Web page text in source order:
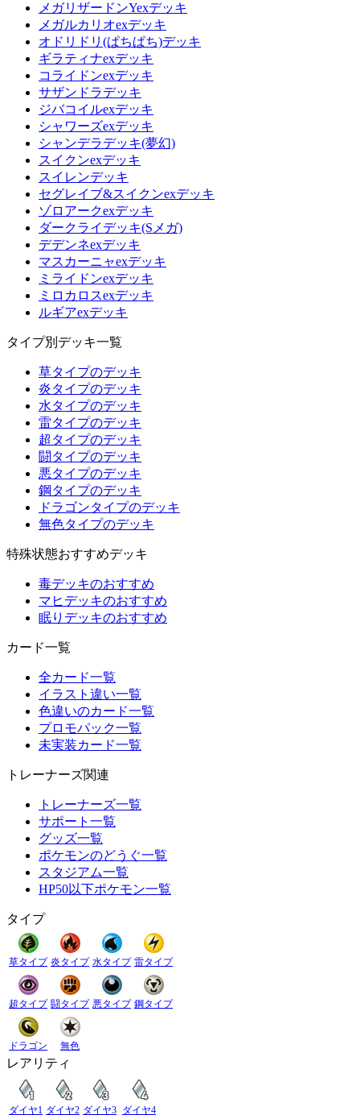
メガリザードンYexデッキ
メガルカリオexデッキ
オドリドリ(ぱちぱち)デッキ
ギラティナexデッキ
コライドンexデッキ
サザンドラデッキ
ジバコイルexデッキ
シャワーズexデッキ
シャンデラデッキ(夢幻)
スイクンexデッキ
スイレンデッキ
セグレイブ&スイクンexデッキ
ゾロアークexデッキ
ダークライデッキ(Sメガ)
デデンネexデッキ
マスカーニャexデッキ
ミライドンexデッキ
ミロカロスexデッキ
ルギアexデッキ
タイプ別デッキ一覧
草タイプのデッキ
炎タイプのデッキ
水タイプのデッキ
雷タイプのデッキ
超タイプのデッキ
闘タイプのデッキ
悪タイプのデッキ
鋼タイプのデッキ
ドラゴンタイプのデッキ
無色タイプのデッキ
特殊状態おすすめデッキ
毒デッキのおすすめ
マヒデッキのおすすめ
眠りデッキのおすすめ
カード一覧
全カード一覧
イラスト違い一覧
色違いのカード一覧
プロモパック一覧
未実装カード一覧
トレーナーズ関連
トレーナーズ一覧
サポート一覧
グッズ一覧
ポケモンのどうぐ一覧
スタジアム一覧
HP50以下ポケモン一覧
タイプ
草タイプ 炎タイプ 水タイプ 雷タイプ
超タイプ 闘タイプ 悪タイプ 鋼タイプ
ドラゴン 無色
レアリティ
ダイヤ1 ダイヤ2 ダイヤ3 ダイヤ4